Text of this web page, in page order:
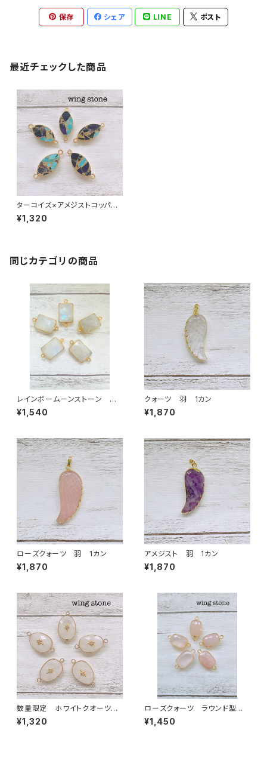
保存 シェア LINE ポスト
最近チェックした商品
ターコイズ×アメジストコッパ
ー 2カン 木の葉型
¥1,320
同じカテゴリの商品
レインボームーンストーン ス
クエア型 2カン
¥1,540
クォーツ 羽 1カン
¥1,870
ローズクォーツ 羽 1カン
¥1,870
アメジスト 羽 1カン
¥1,870
数量限定 ホワイトクオーツ
ワンポイント付き 2カン
¥1,320
ローズクォーツ ラウンド型 2
カン
¥1,450